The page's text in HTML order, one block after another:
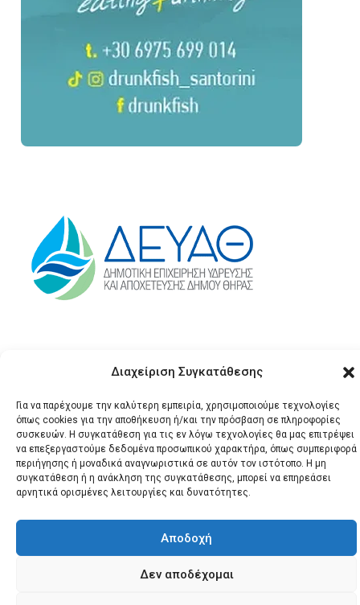
Διαχείριση Συγκατάθεσης
Για να παρέχουμε την καλύτερη εμπειρία, χρησιμοποιούμε τεχνολογίες
όπως cookies για την αποθήκευση ή/και την πρόσβαση σε πληροφορίες
συσκευών. Η συγκατάθεση για τις εν λόγω τεχνολογίες θα μας επιτρέψει
να επεξεργαστούμε δεδομένα προσωπικού χαρακτήρα, όπως συμπεριφορά
περιήγησης ή μοναδικά αναγνωριστικά σε αυτόν τον ιστότοπο. Η μη
συγκατάθεση ή η ανάκληση της συγκατάθεσης, μπορεί να επηρεάσει
αρνητικά ορισμένες λειτουργίες και δυνατότητες.
Αποδοχή
Δεν αποδέχομαι
© 2026 Santonews - Όλα
τα δικαιώματα
κατοχυρωμένα.